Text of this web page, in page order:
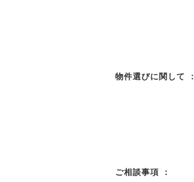
物件選びに関して ：
ご相談事項 ：